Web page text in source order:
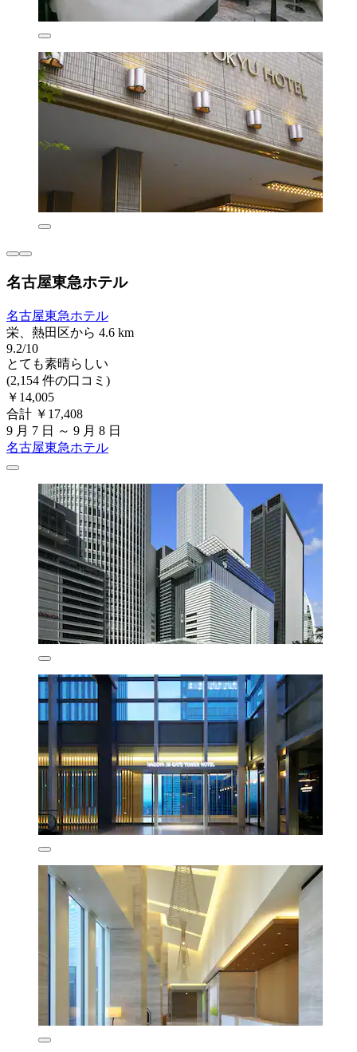
名古屋東急ホテル
名古屋東急ホテル
栄、熱田区から 4.6 km
9.2/10
とても素晴らしい
(2,154 件の口コミ)
￥14,005
合計 ￥17,408
9 月 7 日 ～ 9 月 8 日
名古屋東急ホテル